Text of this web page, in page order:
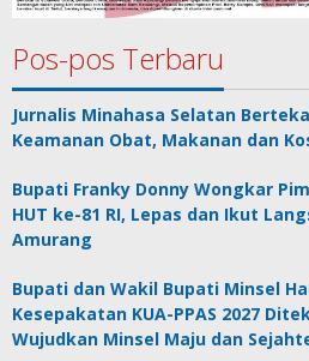
Pos-pos Terbaru
Jurnalis Minahasa Selatan
Keamanan Obat, Makanan dan
Bupati Franky Donny Wongkar
HUT ke-81 RI, Lepas dan Ikut
Amurang
Bupati dan Wakil Bupati Minsel
Kesepakatan KUA-PPAS 2027
Wujudkan Minsel Maju dan